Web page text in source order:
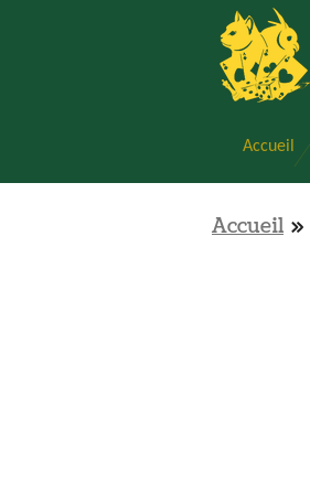
Accueil
Accueil »